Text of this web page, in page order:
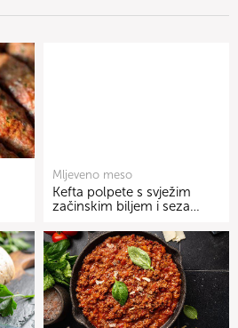
Mljeveno meso
Kefta polpete s svježim
začinskim biljem i seza…